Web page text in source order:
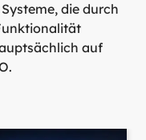
die durch
auf